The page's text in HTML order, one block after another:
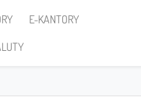
E-KANTORY